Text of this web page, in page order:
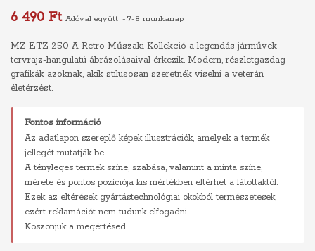
6 490 Ft Adóval együtt 7-8 munkanap
MZ ETZ 250 A Retro Műszaki Kollekció a legendás járművek
tervrajz-hangulatú ábrázolásaival érkezik. Modern, részletgazdag
grafikák azoknak, akik stílusosan szeretnék viselni a veterán
életérzést.
Fontos információ
Az adatlapon szereplő képek illusztrációk, amelyek a termék
jellegét mutatják be.
A tényleges termék színe, szabása, valamint a minta színe,
mérete és pontos pozíciója kis mértékben eltérhet a látottaktól.
Ezek az eltérések gyártástechnológiai okokból természetesek,
ezért reklamációt nem tudunk elfogadni.
Köszönjük a megértésed.